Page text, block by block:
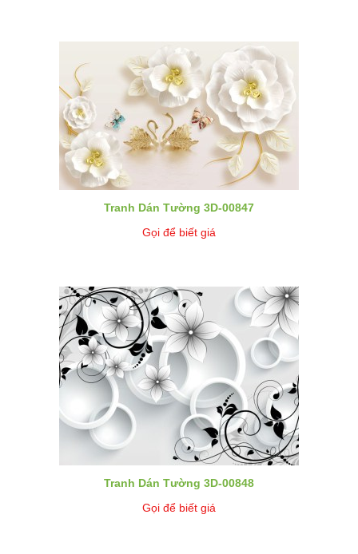
Tranh Dán Tường 3D-00847
Gọi để biết giá
Tranh Dán Tường 3D-00848
Gọi để biết giá